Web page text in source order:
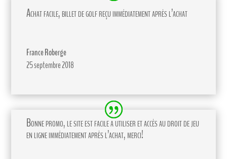
Achat facile, billet de golf reçu immédiatement après l’achat
France Roberge
25 septembre 2018
Bonne promo, le site est facile a utiliser et accès au droit de jeu
en ligne immédiatement après l’achat, merci!